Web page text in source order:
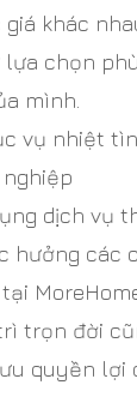
khác
lựa chọn
mình.
vụ nhiệt
dịch vụ
hưởng các
trọn đời
quyền lợi